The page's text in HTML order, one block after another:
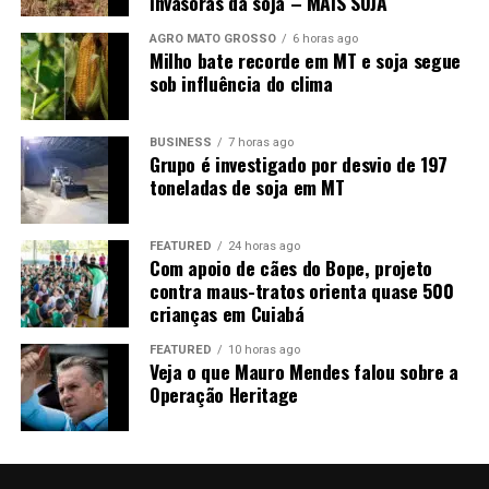
implantadas. “Fiz uma cobrança para que os
reeducandos possam trabalhar nessas unidades de
tratamento. Acredito que, com isso, nós vamos ter um
sistema mais moderno e diminuir o foco de doenças
dentro dos presídios.”
Neste sentido, o secretário de Justiça destacou que o
Estado já vem operando para que os reeducandos sejam
incluídos ao máximo nas estações de trabalho dos
presídios. “Semana passada nós lançamos quatro
grandes barracões lá em Várzea Grande, mas, como esse
setor exige mão de obra muito especializada, vamos
discutir com a empresa que vencer a nova licitação e
propor essa situação. Sendo possível, com certeza a
gente vai incluir, porque o nosso intuito hoje de
ressocialização é ressocializar pelo trabalho”, concluiu.
AGRO MATO GROSSO 6 horas ago
Milho bate recorde em MT e soja segue
sob influência do clima
BUSINESS 7 horas ago
Grupo é investigado por desvio de 197
toneladas de soja em MT
FEATURED 24 horas ago
Com apoio de cães do Bope, projeto
contra maus-tratos orienta quase 500
crianças em Cuiabá
FEATURED 10 horas ago
Veja o que Mauro Mendes falou sobre a
Operação Heritage